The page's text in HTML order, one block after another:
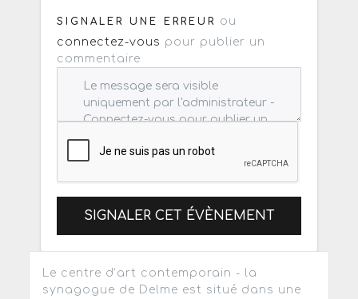
SIGNALER UNE ERREUR
ou
connectez-vous pour publier un
commentaire
SIGNALER CET ÉVÈNEMENT
Le centre d’art contemporain - la
synagogue de Delme est situé dans une